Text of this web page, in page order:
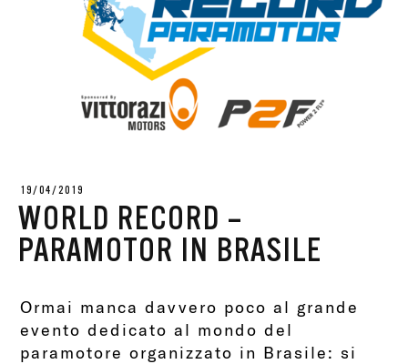
19/04/2019
WORLD RECORD –
PARAMOTOR IN BRASILE
Ormai manca davvero poco al grande
evento dedicato al mondo del
paramotore organizzato in Brasile: si